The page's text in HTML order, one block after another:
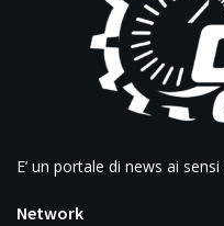
E’ un portale di news ai
Network